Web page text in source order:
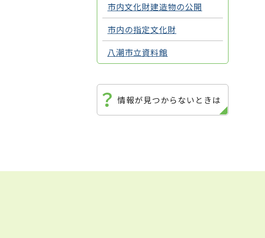
市内文化財建造物の公開
市内の指定文化財
八潮市立資料館
情報が見つからないときは